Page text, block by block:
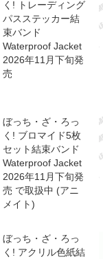
く! トレーディング
パスステッカー結
束バンド
Waterproof Jacket
2026年11月下旬発
売
ぼっち・ざ・ろっ
く! ブロマイド5枚
セット結束バンド
Waterproof Jacket
2026年11月下旬発
売 で取扱中 (アニ
メイト)
ぼっち・ざ・ろっ
く! アクリル色紙結